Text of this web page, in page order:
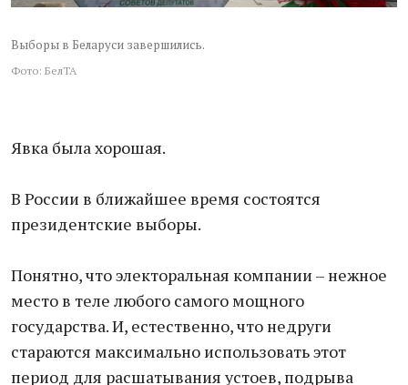
Выборы в Беларуси завершились.
Фото: БелТА
Явка была хорошая.
В России в ближайшее время состоятся
президентские выборы.
Понятно, что электоральная компании – нежное
место в теле любого самого мощного
государства. И, естественно, что недруги
стараются максимально использовать этот
период для расшатывания устоев, подрыва